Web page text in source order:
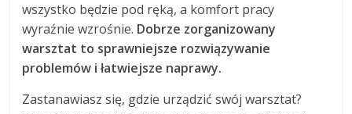
wszystko będzie pod ręką, a komfort pracy
wyraźnie wzrośnie. Dobrze zorganizowany
warsztat to sprawniejsze rozwiązywanie
problemów i łatwiejsze naprawy.
Zastanawiasz się, gdzie urządzić swój warsztat?